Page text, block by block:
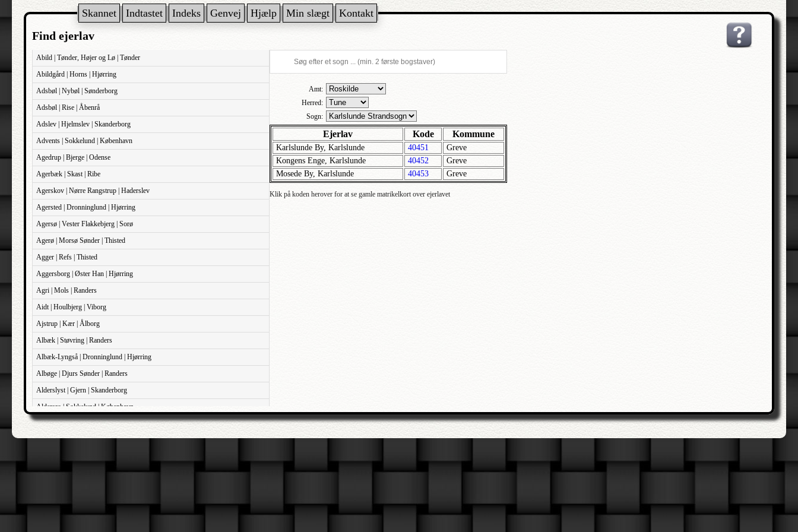
Skannet Indtastet Indeks Genvej Hjælp Min slægt Kontakt
Find ejerlav
Abild | Tønder, Højer og Lø | Tønder
Abildgård | Horns | Hjørring
Adsbøl | Nybøl | Sønderborg
Adsbøl | Rise | Åbenrå
Adslev | Hjelmslev | Skanderborg
Advents | Sokkelund | København
Agedrup | Bjerge | Odense
Agerbæk | Skast | Ribe
Agerskov | Nørre Rangstrup | Haderslev
Agersted | Dronninglund | Hjørring
Agersø | Vester Flakkebjerg | Sorø
Agerø | Morsø Sønder | Thisted
Agger | Refs | Thisted
Aggersborg | Øster Han | Hjørring
Agri | Mols | Randers
Aidt | Houlbjerg | Viborg
Ajstrup | Kær | Ålborg
Albæk | Støvring | Randers
Albæk-Lyngså | Dronninglund | Hjørring
Albøge | Djurs Sønder | Randers
Alderslyst | Gjern | Skanderborg
Aldersro | Sokkelund | København
Allehelgens | Sokkelund | København
Aller | Sønder Tyrstrup | Haderslev
Allerslev | Voldborg | Roskilde
Allese | Lunde | Odense
Amt:
Herred:
Sogn:
Ejerlav Kode Kommune
Karlslunde By, Karlslunde 40451
Greve
Kongens Enge, Karlslunde
40452
Greve
Mosede By, Karlslunde
40453 Greve
Klik på koden herover for at se gamle matrikelkort over ejerlavet